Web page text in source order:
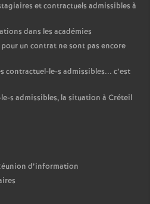
et contractuels admissibles à
dans les académies
un contrat ne sont pas encore
contractuel-le-s admissibles... c’est
s admissibles, la situation à Créteil
d’information